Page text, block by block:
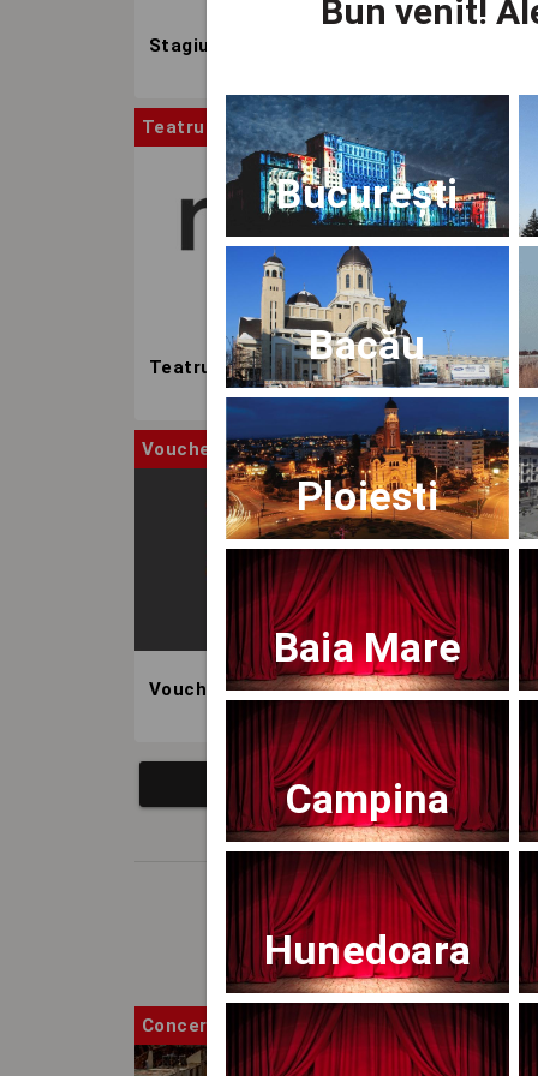
Stagiunea TNB
Teatru
Teatrul Nottara
Voucher
Voucher BILET.ro
Concert
Bun venit!
București
Bacău
Ploiesti
Baia Mare
Campina
Hunedoara